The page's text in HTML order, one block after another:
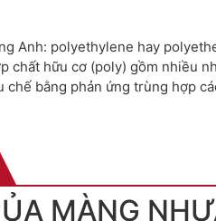
Anh: polyethylene hay
chất hữu cơ (poly) gồm nhiều
chế bằng phản ứng trùng hợp
MÀNG